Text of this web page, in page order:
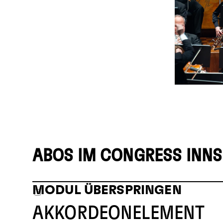
ABOS IM CONGRESS
MODUL ÜBERSPRINGEN
AKKORDEONELEMENT